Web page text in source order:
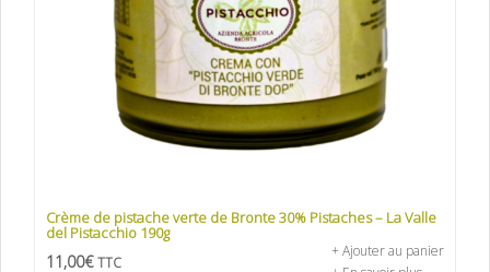
Crème de pistache verte de Bronte 30% Pistaches – La Valle
del Pistacchio 190g
11,00€ TTC
+ Ajouter au panier